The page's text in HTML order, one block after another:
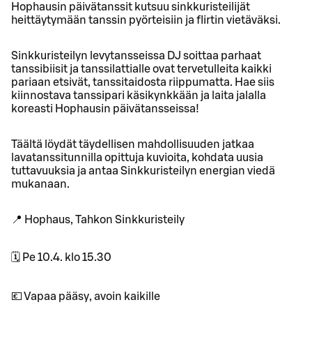
Hophausin päivätanssit kutsuu sinkkuristeilijät
heittäytymään tanssin pyörteisiin ja flirtin vietäväksi.
Sinkkuristeilyn levytansseissa DJ soittaa parhaat
tanssibiisit ja tanssilattialle ovat tervetulleita kaikki
pariaan etsivät, tanssitaidosta riippumatta. Hae siis
kiinnostava tanssipari käsikynkkään ja laita jalalla
koreasti Hophausin päivätansseissa!
Täältä löydät täydellisen mahdollisuuden jatkaa
lavatanssitunnilla opittuja kuvioita, kohdata uusia
tuttavuuksia ja antaa Sinkkuristeilyn energian viedä
mukanaan.
📍 Hophaus, Tahkon Sinkkuristeily
🗓 Pe 10.4. klo 15.30
💶 Vapaa pääsy, avoin kaikille